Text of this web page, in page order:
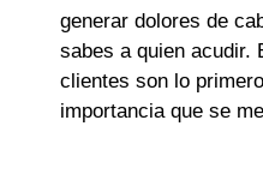
generar dolores de
sabes a quien acudir.
clientes son lo
importancia que se